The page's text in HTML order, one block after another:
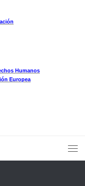
Humanos
Europea